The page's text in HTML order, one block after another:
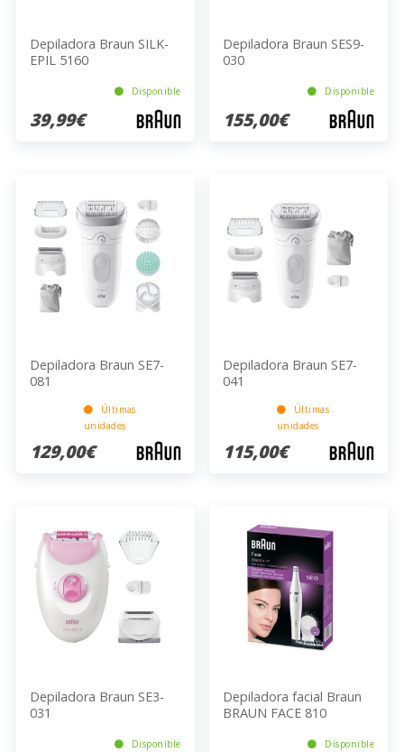
Depiladora Braun SILK-
EPIL 5160
Disponible
39,99€
Depiladora Braun SES9-
030
Disponible
155,00€
Depiladora Braun SE7-
081
Últimas
unidades
129,00€
Depiladora Braun SE7-
041
Últimas
unidades
115,00€
Depiladora Braun SE3-
031
Disponible
Depiladora facial Braun
BRAUN FACE 810
Disponible